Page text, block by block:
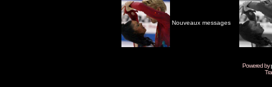
Nouveaux messages
Powered by